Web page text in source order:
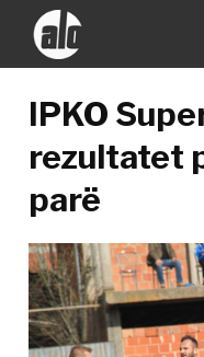
IPKO
rezultatet
parë